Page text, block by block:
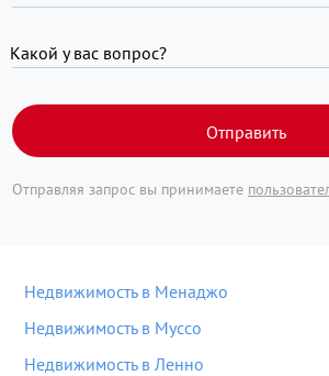
Какой у вас вопрос?
Отправить
Отправляя запрос вы принимаете
Недвижимость в Менаджо
Недвижимость в Муссо
Недвижимость в Ленно